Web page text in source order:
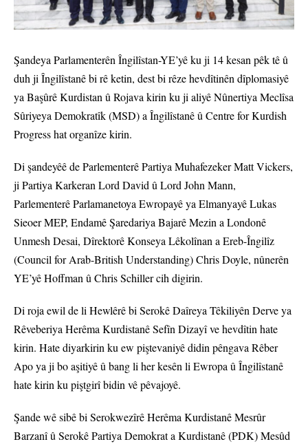
Şandeya Parlamenterên Îngilîstan-YE’yê ku ji 14 kesan pêk tê û
duh ji Îngilîstanê bi rê ketin, dest bi rêze hevdîtinên dîplomasiyê
ya Başûrê Kurdistan û Rojava kirin ku ji aliyê Nûnertiya Meclîsa
Sûriyeya Demokratîk (MSD) a Îngilîstanê û Centre for Kurdish
Progress hat organîze kirin.
Di şandeyêê de Parlementerê Partiya Muhafezeker Matt Vickers,
ji Partiya Karkeran Lord David û Lord John Mann,
Parlementerê Parlamanetoya Ewropayê ya Elmanyayê Lukas
Sieoer MEP, Endamê Şaredariya Bajarê Mezin a Londonê
Unmesh Desai, Dîrektorê Konseya Lêkolînan a Ereb-Îngilîz
(Council for Arab-British Understanding) Chris Doyle, nûnerên
YE’yê Hoffman û Chris Schiller cih digirin.
Di roja ewil de li Hewlêrê bi Serokê Daîreya Têkiliyên Derve ya
Rêveberiya Herêma Kurdistanê Sefîn Dizayî ve hevdîtin hate
kirin. Hate diyarkirin ku ew piştevaniyê didin pêngava Rêber
Apo ya ji bo aşitiyê û bang li her kesên li Ewropa û Îngilîstanê
hate kirin ku piştgirî bidin vê pêvajoyê.
Şande wê sibê bi Serokwezîrê Herêma Kurdistanê Mesrûr
Barzanî û Serokê Partiya Demokrat a Kurdistanê (PDK) Mesûd